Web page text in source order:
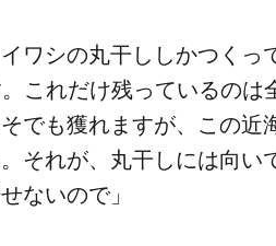
イワシの​丸干ししかつくっ
これだけ​残っているのは​
でも​獲れますが、​この​近
それが、​丸干しには​向い
ないので」